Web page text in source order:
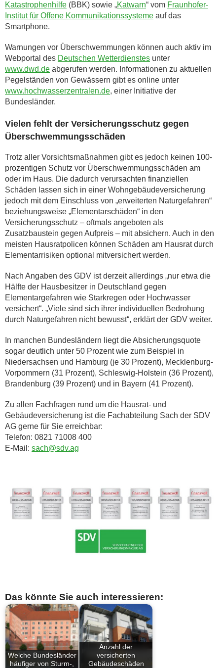
Katastrophenhilfe (BBK) sowie „Katwarn“ vom Fraunhofer-
Institut für Offene Kommunikationssysteme auf das
Smartphone.
Warnungen vor Überschwemmungen können auch aktiv im
Webportal des Deutschen Wetterdienstes unter
www.dwd.de abgerufen werden. Informationen zu aktuellen
Pegelständen von Gewässern gibt es online unter
www.hochwasserzentralen.de, einer Initiative der
Bundesländer.
Vielen fehlt der Versicherungsschutz gegen
Überschwemmungsschäden
Trotz aller Vorsichtsmaßnahmen gibt es jedoch keinen 100-
prozentigen Schutz vor Überschwemmungsschäden am
oder im Haus. Die dadurch verursachten finanziellen
Schäden lassen sich in einer Wohngebäudeversicherung
jedoch mit dem Einschluss von „erweiterten Naturgefahren“
beziehungsweise „Elementarschäden“ in den
Versicherungsschutz – oftmals angeboten als
Zusatzbaustein gegen Aufpreis – mit absichern. Auch in den
meisten Hausratpolicen können Schäden am Hausrat durch
Elementarrisiken optional mitversichert werden.
Nach Angaben des GDV ist derzeit allerdings „nur etwa die
Hälfte der Hausbesitzer in Deutschland gegen
Elementargefahren wie Starkregen oder Hochwasser
versichert“. „Viele sind sich ihrer individuellen Bedrohung
durch Naturgefahren nicht bewusst“, erklärt der GDV weiter.
In manchen Bundesländern liegt die Absicherungsquote
sogar deutlich unter 50 Prozent wie zum Beispiel in
Niedersachsen und Hamburg (je 30 Prozent), Mecklenburg-
Vorpommern (31 Prozent), Schleswig-Holstein (36 Prozent),
Brandenburg (39 Prozent) und in Bayern (41 Prozent).
Zu allen Fachfragen rund um die Hausrat- und
Gebäudeversicherung ist die Fachabteilung Sach der SDV
AG gerne für Sie erreichbar:
Telefon: 0821 71008 400
E-Mail: sach@sdv.ag
Das könnte Sie auch interessieren:
Welche Bundesländer
häufiger von Sturm-,
Anzahl der
versicherten
Gebäudeschäden